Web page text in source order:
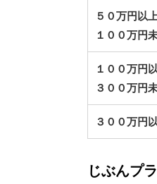
５０万円以上
１００万円
１００万円
３００万円
３００万円
じぶんプ